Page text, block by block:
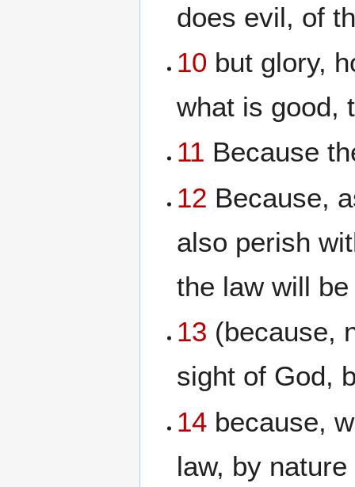
does evil, of
10 but glory,
what is good,
11 Because
12 Because,
also perish
the law will
13 (because,
sight of God,
14 because,
law, by